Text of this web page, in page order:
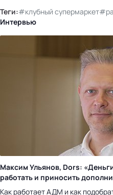
Теги:#клубный супермаркет
Интервью
Максим Ульянов, Dors:
работать и приносить
Как работает АДМ и как